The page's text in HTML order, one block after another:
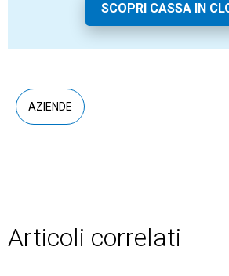
SCOPRI CASSA IN
AZIENDE
Articoli correlati